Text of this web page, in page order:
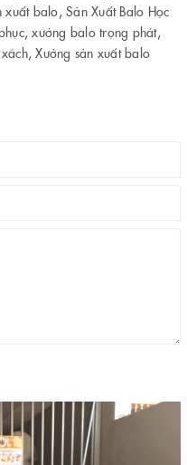
xuất balo, Sản Xuất Balo Học
,xưởng balo trọng phát,
,Xưởng sản xuất balo